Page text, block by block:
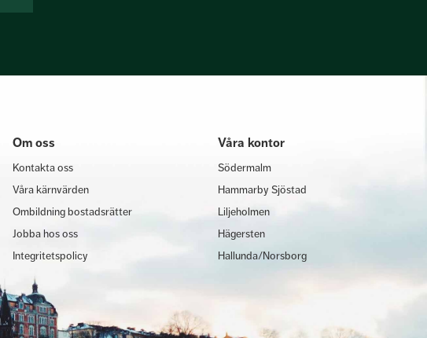
Om oss
Kontakta oss
Våra kärnvärden
Ombildning bostadsrätter
Jobba hos oss
Integritetspolicy
Våra kontor
Södermalm
Hammarby Sjöstad
Liljeholmen
Hägersten
Hallunda/Norsborg